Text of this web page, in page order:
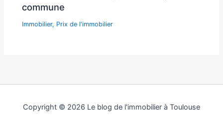
commune
Immobilier, Prix de l'immobilier
Copyright © 2026 Le blog de l'immobilier à Toulouse